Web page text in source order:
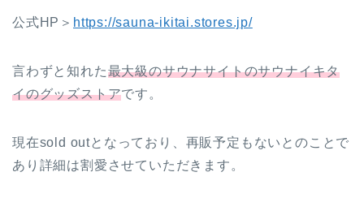
公式HP＞ https://sauna-ikitai.stores.jp/
言わずと知れた最大級のサウナサイトのサウナイキタ
イのグッズストアです。
現在sold outとなっており、再販予定もないとのことで
あり詳細は割愛させていただきます。